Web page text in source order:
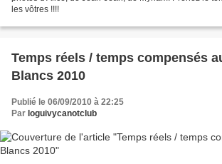
les vôtres !!!!
Temps réels / temps compensés
Blancs 2010
Publié le 06/09/2010 à 22:25
Par loguivycanotclub